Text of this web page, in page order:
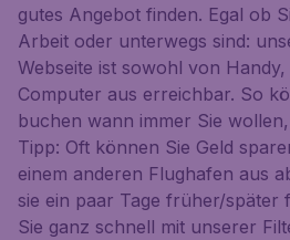
gutes Angebot finden. Egal ob
Arbeit oder unterwegs sind:
Webseite ist sowohl von
Computer aus erreichbar. So
buchen wann immer Sie
Tipp: Oft können Sie Geld
einem anderen Flughafen aus
sie ein paar Tage früher/später
Sie ganz schnell mit unserer